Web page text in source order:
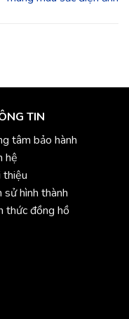
TIN
tâm bảo hành
hệ
thiệu
sử hình thành
thức đồng hồ